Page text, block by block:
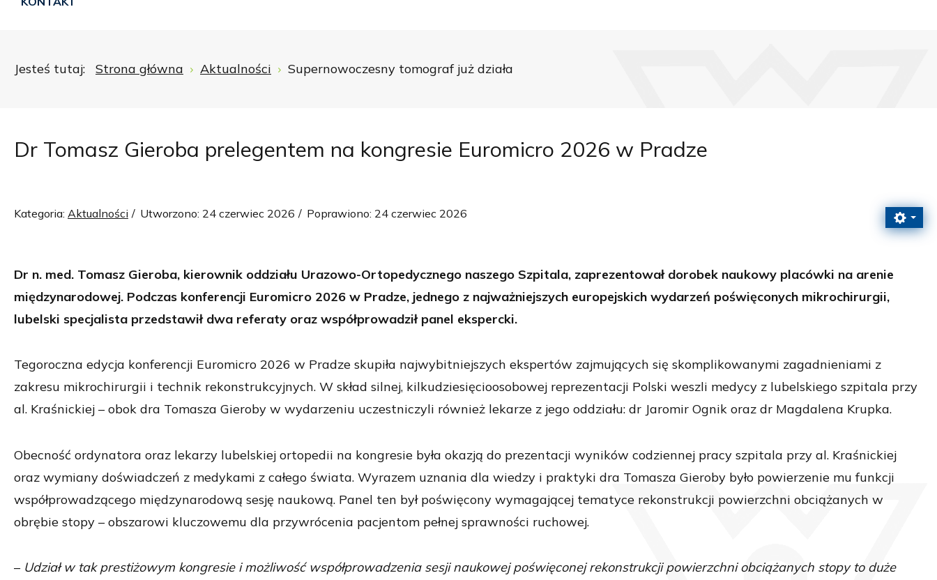
Jesteś tutaj: Strona główna Aktualności Supernowoczesny tomograf już działa
Dr Tomasz Gieroba prelegentem na kongresie Euromicro 2026 w Pradze
Kategoria: Aktualności Utworzono: 24 czerwiec 2026 Poprawiono: 24 czerwiec 2026
Dr n. med. Tomasz Gieroba, kierownik oddziału Urazowo-Ortopedycznego naszego Szpitala, zaprezentował dorobek naukowy placówki na arenie
międzynarodowej. Podczas konferencji Euromicro 2026 w Pradze, jednego z najważniejszych europejskich wydarzeń poświęconych mikrochirurgii,
lubelski specjalista przedstawił dwa referaty oraz współprowadził panel ekspercki.
Tegoroczna edycja konferencji Euromicro 2026 w Pradze skupiła najwybitniejszych ekspertów zajmujących się skomplikowanymi zagadnieniami z
zakresu mikrochirurgii i technik rekonstrukcyjnych. W skład silnej, kilkudziesięcioosobowej reprezentacji Polski weszli medycy z lubelskiego szpitala przy
al. Kraśnickiej – obok dra Tomasza Gieroby w wydarzeniu uczestniczyli również lekarze z jego oddziału: dr Jaromir Ognik oraz dr Magdalena Krupka.
Obecność ordynatora oraz lekarzy lubelskiej ortopedii na kongresie była okazją do prezentacji wyników codziennej pracy szpitala przy al. Kraśnickiej
oraz wymiany doświadczeń z medykami z całego świata. Wyrazem uznania dla wiedzy i praktyki dra Tomasza Gieroby było powierzenie mu funkcji
współprowadzącego międzynarodową sesję naukową. Panel ten był poświęcony wymagającej tematyce rekonstrukcji powierzchni obciążanych w
obrębie stopy – obszarowi kluczowemu dla przywrócenia pacjentom pełnej sprawności ruchowej.
– Udział w tak prestiżowym kongresie i możliwość współprowadzenia sesji naukowej poświęconej rekonstrukcji powierzchni obciążanych stopy to duże